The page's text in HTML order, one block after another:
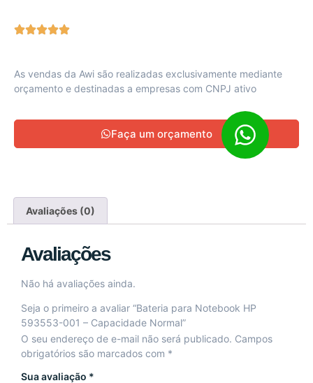
As vendas da Awi são realizadas exclusivamente mediante
orçamento e destinadas a empresas com CNPJ ativo
Faça um orçamento
Avaliações (0)
Avaliações
Não há avaliações ainda.
Seja o primeiro a avaliar “Bateria para Notebook HP
593553-001 – Capacidade Normal”
O seu endereço de e-mail não será publicado. Campos
obrigatórios são marcados com *
Sua avaliação *